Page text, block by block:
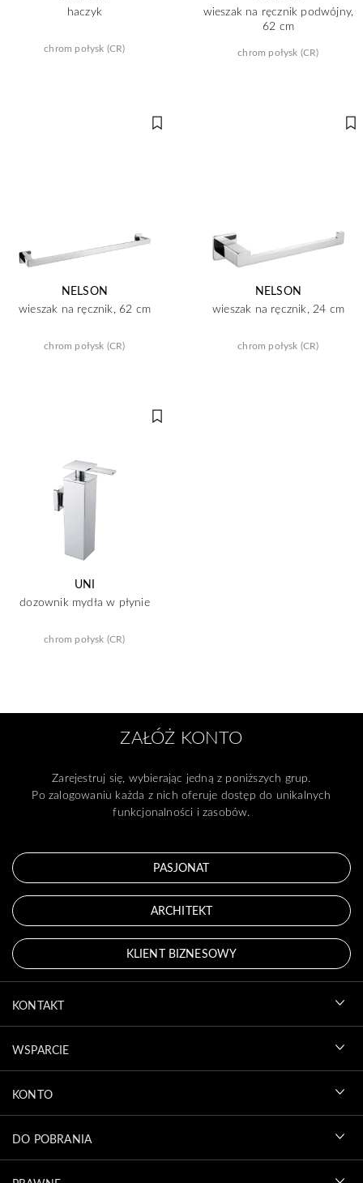
haczyk
chrom połysk (CR)
wieszak na ręcznik podwójny,
62 cm
chrom połysk (CR)
NELSON
wieszak na ręcznik, 62 cm
chrom połysk (CR)
NELSON
wieszak na ręcznik, 24 cm
chrom połysk (CR)
UNI
dozownik mydła w płynie
chrom połysk (CR)
ZAŁÓŻ KONTO
Zarejestruj się, wybierając jedną z poniższych grup.
Po zalogowaniu każda z nich oferuje dostęp do unikalnych
funkcjonalności i zasobów.
PASJONAT
ARCHITEKT
KLIENT BIZNESOWY
KONTAKT
WSPARCIE
KONTO
DO POBRANIA